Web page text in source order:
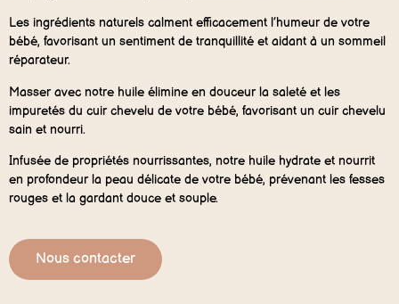
Les ingrédients naturels calment efficacement l’humeur de votre
bébé, favorisant un sentiment de tranquillité et aidant à un sommeil
réparateur.
Masser avec notre huile élimine en douceur la saleté et les
impuretés du cuir chevelu de votre bébé, favorisant un cuir chevelu
sain et nourri.
Infusée de propriétés nourrissantes, notre huile hydrate et nourrit
en profondeur la peau délicate de votre bébé, prévenant les fesses
rouges et la gardant douce et souple.
Nous contacter